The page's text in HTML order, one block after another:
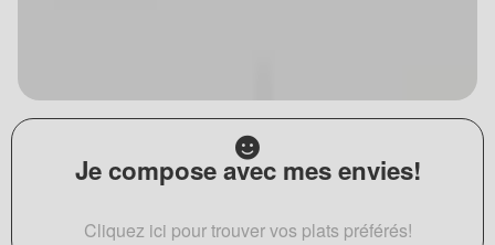
Je compose avec mes envies!
Cliquez ici pour trouver vos plats préférés!